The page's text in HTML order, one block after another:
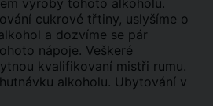
výroby tohoto alkoholu.
cukrové třtiny, uslyšíme o
a dozvíme se pár
nápoje. Veškeré
kvalifikovaní mistři rumu.
alkoholu. Ubytování v